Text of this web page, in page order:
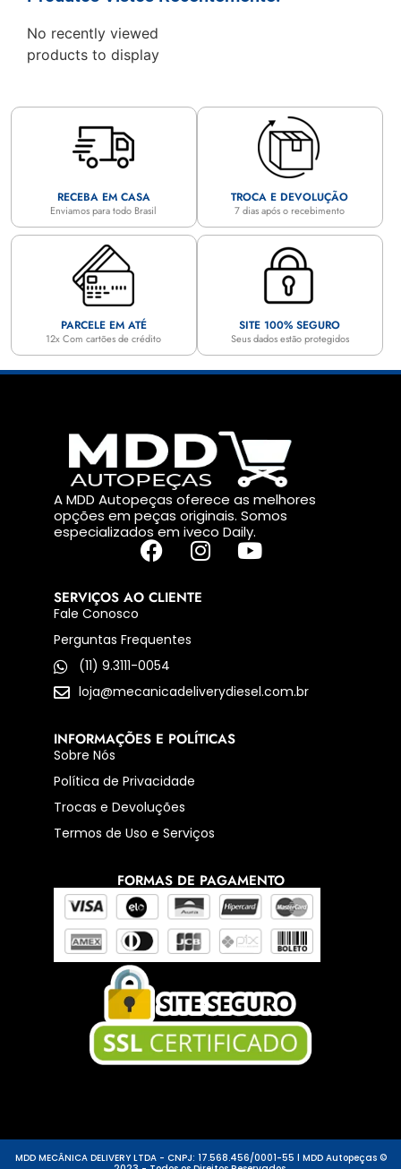
No recently viewed
products to display
RECEBA EM CASA
Enviamos para todo Brasil
TROCA E DEVOLUÇÃO
7 dias após o recebimento
PARCELE EM ATÉ
12x Com cartões de crédito
SITE 100% SEGURO
Seus dados estão protegidos
A MDD Autopeças oferece as melhores
opções em peças originais. Somos
especializados em iveco Daily.
SERVIÇOS AO CLIENTE
Fale Conosco
Perguntas Frequentes
(11) 9.3111-0054
loja@mecanicadeliverydiesel.com.br
INFORMAÇÕES E POLÍTICAS
Sobre Nós
Política de Privacidade
Trocas e Devoluções
Termos de Uso e Serviços
FORMAS DE PAGAMENTO
MDD MECÂNICA DELIVERY LTDA - CNPJ: 17.568.456/0001-55 l MDD Autopeças ©